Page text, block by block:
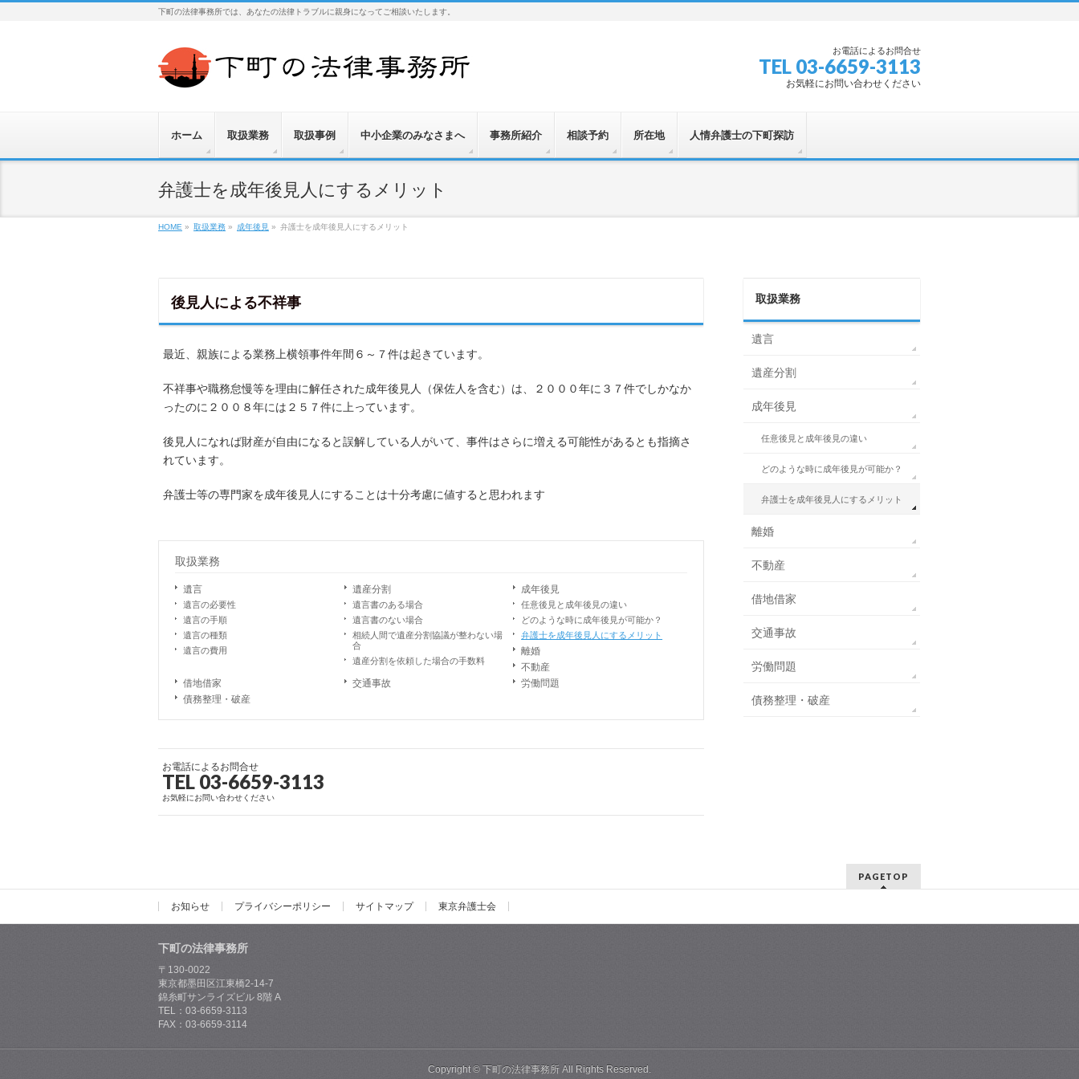
下町の法律事務所では、あなたの法律トラブルに親身になってご相談いたします。
お電話によるお問合せ
TEL 03-6659-3113
お気軽にお問い合わせください
ホーム 取扱業務 取扱事例 中小企業のみなさまへ 事務所紹介 相談予約 所在地 人情弁護士の下町探訪
弁護士を成年後見人にするメリット
HOME » 取扱業務 » 成年後見 » 弁護士を成年後見人にするメリット
後見人による不祥事
最近、親族による業務上横領事件年間６～７件は起きています。
不祥事や職務怠慢等を理由に解任された成年後見人（保佐人を含む）は、２０００年に３７件でしかなか
ったのに２００８年には２５７件に上っています。
後見人になれば財産が自由になると誤解している人がいて、事件はさらに増える可能性があるとも指摘さ
れています。
弁護士等の専門家を成年後見人にすることは十分考慮に値すると思われます
取扱業務
遺言
遺言の必要性
遺言の手順
遺言の種類
遺言の費用
遺産分割
遺言書のある場合
遺言書のない場合
相続人間で遺産分割協議が整わない場
合
遺産分割を依頼した場合の手数料
成年後見
任意後見と成年後見の違い
どのような時に成年後見が可能か？
弁護士を成年後見人にするメリット
離婚
不動産
借地借家
交通事故
労働問題
債務整理・破産
お電話によるお問合せ
TEL 03-6659-3113
お気軽にお問い合わせください
取扱業務
遺言
遺産分割
成年後見
任意後見と成年後見の違い
どのような時に成年後見が可能か？
弁護士を成年後見人にするメリット
離婚
不動産
借地借家
交通事故
労働問題
債務整理・破産
PAGETOP
お知らせ プライバシーポリシー サイトマップ 東京弁護士会
下町の法律事務所
〒130-0022
東京都墨田区江東橋2-14-7
錦糸町サンライズビル 8階 A
TEL：03-6659-3113
FAX：03-6659-3114
Copyright © 下町の法律事務所 All Rights Reserved.